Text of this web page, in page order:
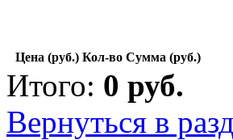
Цена (руб.) Кол-во Сумма (руб.)
Итого: 0 руб.
Вернуться в